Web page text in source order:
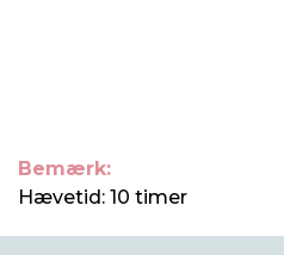
Bemærk:
Hævetid: 10 timer